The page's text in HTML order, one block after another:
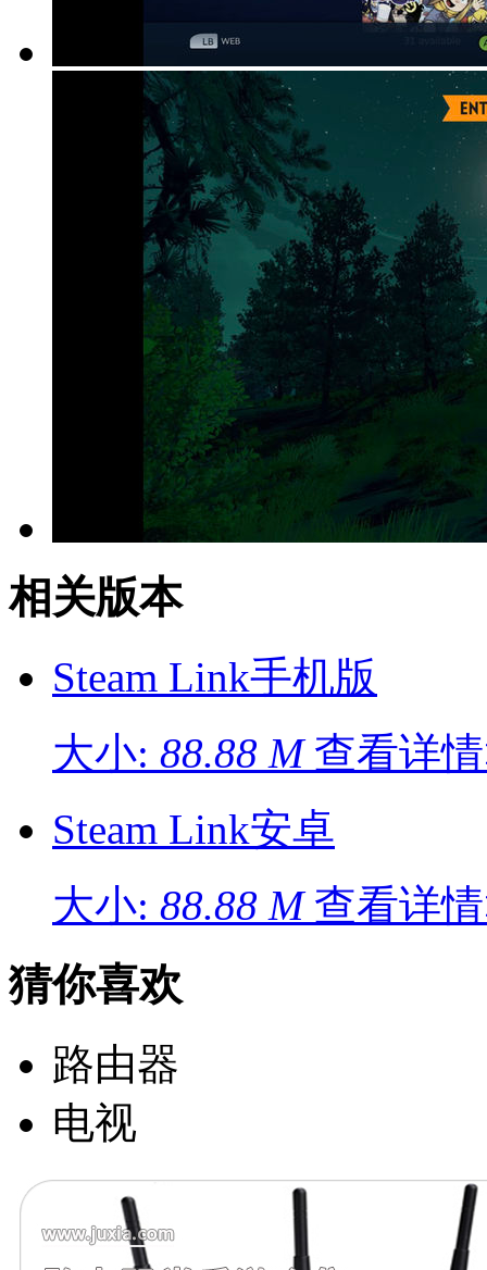
相关版本
Steam Link手机版
大小: 88.88 M查看详
Steam Link安卓
大小: 88.88 M查看详
猜你喜欢
路由器
电视